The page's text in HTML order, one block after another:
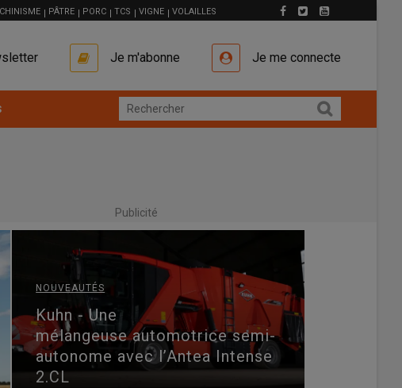
PÂTRE PORC TCS VIGNE VOLAILLES
Je m'abonne Je me connecte
Publicité
NOUVEAUTÉS
Kuhn - Une
mélangeuse automotrice semi-
autonome avec l’Antea Intense
2.CL